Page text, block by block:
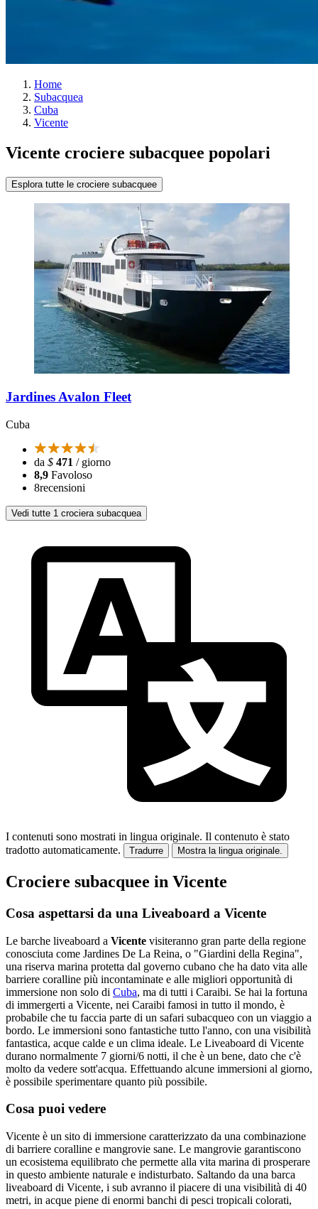
Home
Subacquea
Cuba
Vicente
Vicente crociere subacquee popolari
Esplora tutte le crociere subacquee
Jardines Avalon Fleet
Cuba
da $ 471 / giorno
8,9 Favoloso
8recensioni
Vedi tutte 1 crociera subacquea
I contenuti sono mostrati in lingua originale. Il contenuto è stato
tradotto automaticamente.
Tradurre Mostra la lingua originale.
Crociere subacquee in Vicente
Cosa aspettarsi da una Liveaboard a Vicente
Le barche liveaboard a Vicente visiteranno gran parte della regione
conosciuta come Jardines De La Reina, o "Giardini della Regina",
una riserva marina protetta dal governo cubano che ha dato vita alle
barriere coralline più incontaminate e alle migliori opportunità di
immersione non solo di Cuba, ma di tutti i Caraibi. Se hai la fortuna
di immergerti a Vicente, nei Caraibi famosi in tutto il mondo, è
probabile che tu faccia parte di un safari subacqueo con un viaggio a
bordo. Le immersioni sono fantastiche tutto l'anno, con una visibilità
fantastica, acque calde e un clima ideale. Le Liveaboard di Vicente
durano normalmente 7 giorni/6 notti, il che è un bene, dato che c'è
molto da vedere sott'acqua. Effettuando alcune immersioni al giorno,
è possibile sperimentare quanto più possibile.
Cosa puoi vedere
Vicente è un sito di immersione caratterizzato da una combinazione
di barriere coralline e mangrovie sane. Le mangrovie garantiscono
un ecosistema equilibrato che permette alla vita marina di prosperare
in questo ambiente naturale e indisturbato. Saltando da una barca
liveaboard di Vicente, i sub avranno il piacere di una visibilità di 40
metri, in acque piene di enormi banchi di pesci tropicali colorati,